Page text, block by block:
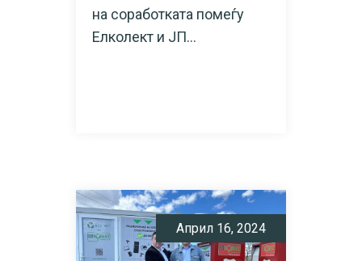
на соработката помеѓу
Елколект и ЈП...
Април 16, 2024